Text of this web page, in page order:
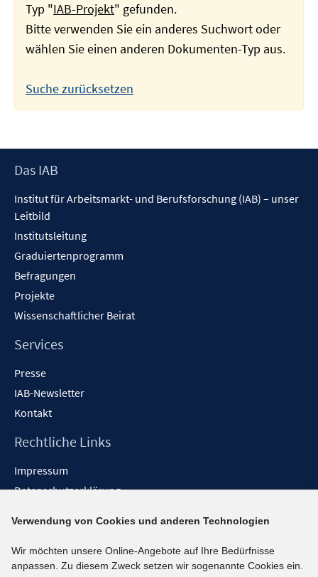
Typ "IAB-Projekt" gefunden.
Bitte verwenden Sie ein anderes Suchwort oder
wählen Sie einen anderen Dokumenten-Typ aus.
Suche zurücksetzen
Footer
Das IAB
Institut für Arbeitsmarkt- und Berufsforschung (IAB) – unser
Leitbild
Institutsleitung
Graduiertenprogramm
Befragungen
Projekte
Wissenschaftlicher Beirat
Services
Presse
IAB-Newsletter
Kontakt
Rechtliche Links
Impressum
Datenschutzerklärung
Barrieren melden
Social-Media-Kanäle
Verwendung von Cookies und anderen Technologien
Wir möchten unsere Online-Angebote auf Ihre Bedürfnisse
anpassen. Zu diesem Zweck setzen wir sogenannte Cookies ein.